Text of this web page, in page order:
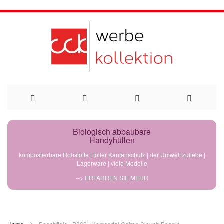
Direkt
Biologisch abbaubare
Handyhüllen
kompostierbare Rohstoffe | toller Kantenschutz | der Umwelt zuliebe |
Lagerware | viele Modelle
--> ERFAHREN SIE MEHR